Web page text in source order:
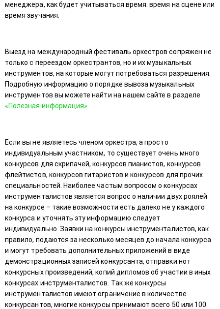
менеджера, как будет учитываться время: время на сцене или
время звучания.
Выезд на международный фестиваль оркестров сопряжен не
только с переездом оркестрантов, но и их музыкальных
инструментов, на которые могут потребоваться разрешения.
Подробную информацию о порядке вывоза музыкальных
инструментов вы можете найти на нашем сайте в разделе
«Полезная информация».
Если вы не являетесь членом оркестра, а просто
индивидуальным участником, то существует очень много
конкурсов для скрипачей, конкурсов пианистов, конкурсов
флейтистов, конкурсов гитаристов и конкурсов для прочих
специальностей. Наиболее частым вопросом о конкурсах
инструменталистов является вопрос о наличии двух роялей
на конкурсе – такие возможности есть далеко не у каждого
конкурса и уточнять эту информацию следует
индивидуально. Заявки на конкурсы инструменталистов, как
правило, подаются за несколько месяцев до начала конкурса
и могут требовать дополнительных приложений в виде
демонстрационных записей конкурсанта, отправки нот
конкурсных произведений, копий дипломов об участии в иных
конкурсах инструменталистов. Так же конкурсы
инструменталистов имеют ограничение в количестве
конкурсантов, многие конкурсы принимают всего 50 или 100